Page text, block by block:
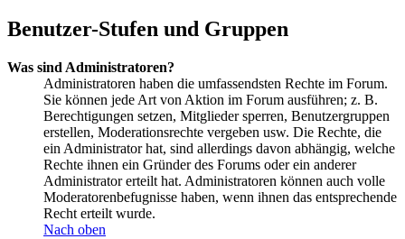
Benutzer-Stufen und Gruppen
Was sind Administratoren?
Administratoren haben die umfassendsten Rechte im Forum.
Sie können jede Art von Aktion im Forum ausführen; z. B.
Berechtigungen setzen, Mitglieder sperren, Benutzergruppen
erstellen, Moderationsrechte vergeben usw. Die Rechte, die
ein Administrator hat, sind allerdings davon abhängig, welche
Rechte ihnen ein Gründer des Forums oder ein anderer
Administrator erteilt hat. Administratoren können auch volle
Moderatorenbefugnisse haben, wenn ihnen das entsprechende
Recht erteilt wurde.
Nach oben